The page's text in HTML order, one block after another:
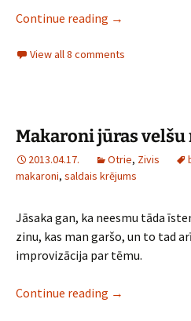
Continue reading Dārzeņu lazanja
→
View all 8 comments
Makaroni jūras velšu
2013.04.17. Otrie, Zivis
makaroni, saldais krējums
Jāsaka gan, ka neesmu tāda
zinu, kas man garšo, un to tad
improvizācija par tēmu.
Continue reading Makaroni jūras
→